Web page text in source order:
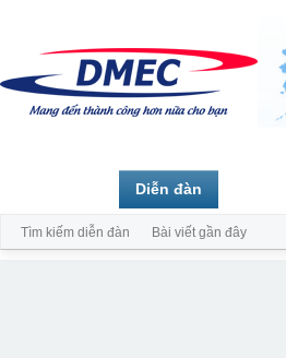
Diễn đàn
Tìm kiếm diễn đàn Bài viết gần đây